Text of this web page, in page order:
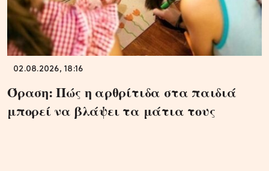
02.08.2026, 18:16
Όραση: Πώς η αρθρίτιδα στα παιδιά
μπορεί να βλάψει τα μάτια τους